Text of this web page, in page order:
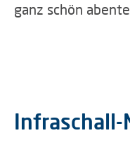
ganz schön
Infraschall-